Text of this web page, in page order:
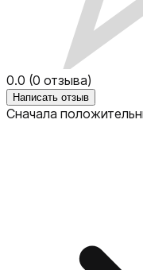
0.0 (0 отзыва)
Написать отзыв
Сначала